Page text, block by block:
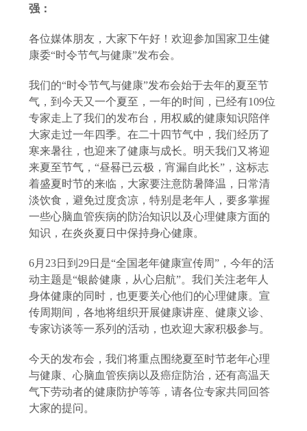
强：
各位媒体朋友，大家下午好！欢迎参加国家卫生健
康委“时令节气与健康”发布会。
我们的“时令节气与健康”发布会始于去年的夏至节
气，到今天又一个夏至，一年的时间，已经有109位
专家走上了我们的发布台，用权威的健康知识陪伴
大家走过一年四季。在二十四节气中，我们经历了
寒来暑往，也迎来了健康与成长。明天我们又将迎
来夏至节气，“昼晷已云极，宵漏自此长”，这标志
着盛夏时节的来临，大家要注意防暑降温，日常清
淡饮食，避免过度贪凉，特别是老年人，要多掌握
一些心脑血管疾病的防治知识以及心理健康方面的
知识，在炎炎夏日中保持身心健康。
6月23日到29日是“全国老年健康宣传周”，今年的活
动主题是“银龄健康，从心启航”。我们关注老年人
身体健康的同时，也更要关心他们的心理健康。宣
传周期间，各地将组织开展健康讲座、健康义诊、
专家访谈等一系列的活动，也欢迎大家积极参与。
今天的发布会，我们将重点围绕夏至时节老年心理
与健康、心脑血管疾病以及癌症防治，还有高温天
气下劳动者的健康防护等等，请各位专家共同回答
大家的提问。